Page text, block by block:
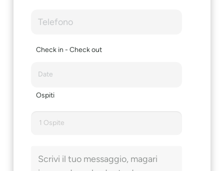
Check in - Check out
Ospiti
1 Ospite